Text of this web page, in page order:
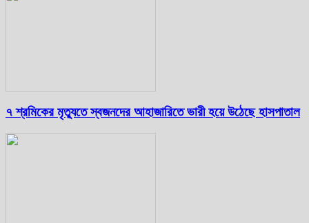
৭ শ্রমিকের মৃত্যুতে স্বজনদের আহাজারিতে ভারী হয়ে উঠেছে হাসপাতাল